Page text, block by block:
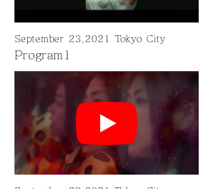
September 23,2021 Tokyo City
Program1